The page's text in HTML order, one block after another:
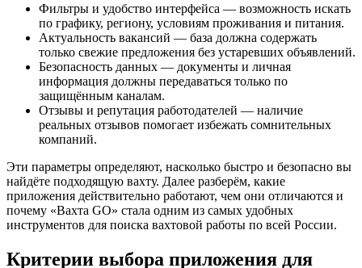
Фильтры и удобство интерфейса — возможность искать
по графику, региону, условиям проживания и питания.
Актуальность вакансий — база должна содержать
только свежие предложения без устаревших объявлений.
Безопасность данных — документы и личная
информация должны передаваться только по
защищённым каналам.
Отзывы и репутация работодателей — наличие
реальных отзывов помогает избежать сомнительных
компаний.
Эти параметры определяют, насколько быстро и безопасно вы
найдёте подходящую вахту. Далее разберём, какие
приложения действительно работают, чем они отличаются и
почему «Вахта GO» стала одним из самых удобных
инструментов для поиска вахтовой работы по всей России.
Критерии выбора приложения для